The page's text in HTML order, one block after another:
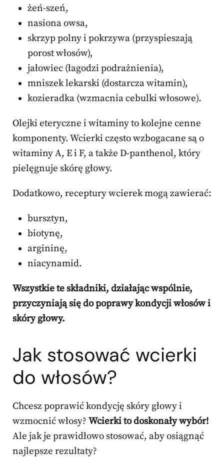
żeń-szeń,
nasiona owsa,
skrzyp polny i pokrzywa (przyspieszają
porost włosów),
jałowiec (łagodzi podrażnienia),
mniszek lekarski (dostarcza witamin),
kozieradka (wzmacnia cebulki włosowe).
Olejki eteryczne i witaminy to kolejne cenne
komponenty. Wcierki często wzbogacane są o
witaminy A, E i F, a także D-panthenol, który
pielęgnuje skórę głowy.
Dodatkowo, receptury wcierek mogą zawierać:
bursztyn,
biotynę,
argininę,
niacynamid.
Wszystkie te składniki, działając wspólnie,
przyczyniają się do poprawy kondycji włosów i
skóry głowy.
Jak stosować wcierki
do włosów?
Chcesz poprawić kondycję skóry głowy i
wzmocnić włosy? Wcierki to doskonały wybór!
Ale jak je prawidłowo stosować, aby osiągnąć
najlepsze rezultaty?